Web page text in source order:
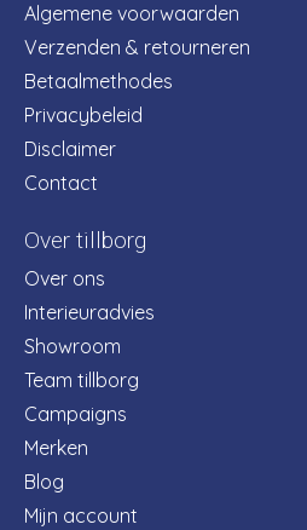
Algemene voorwaarden
Verzenden & retourneren
Betaalmethodes
Privacybeleid
Disclaimer
Contact
Over tillborg
Over ons
Interieuradvies
Showroom
Team tillborg
Campaigns
Merken
Blog
Mijn account